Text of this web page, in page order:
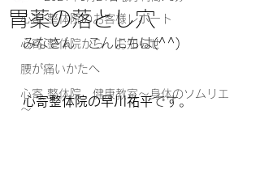
心寄 整体院のお客様レポート
心寄 整体院から お知らせ
腰が痛いかたへ
心寄 整体院 健康教室～身体のソムリエ
～
胃薬の落とし穴
みなさん　こんにちは(^^)
心寄整体院の早川祐平です。